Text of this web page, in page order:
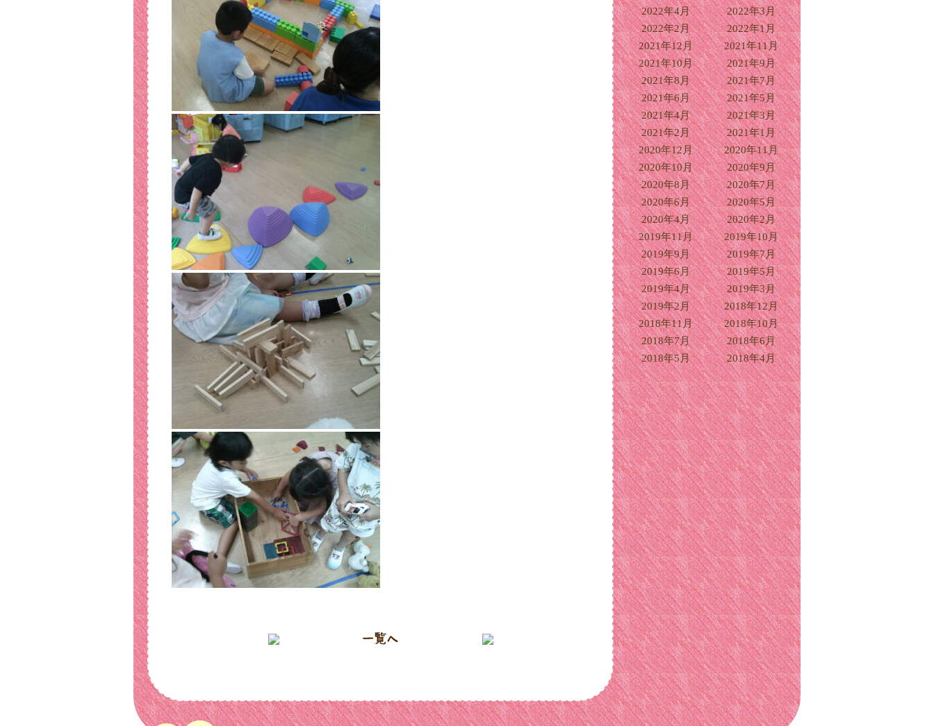
2022年4月
2022年3月
2022年2月
2022年1月
2021年12月
2021年11月
2021年10月
2021年9月
2021年8月
2021年7月
2021年6月
2021年5月
2021年4月
2021年3月
2021年2月
2021年1月
2020年12月
2020年11月
2020年10月
2020年9月
2020年8月
2020年7月
2020年6月
2020年5月
2020年4月
2020年2月
2019年11月
2019年10月
2019年9月
2019年7月
2019年6月
2019年5月
2019年4月
2019年3月
2019年2月
2018年12月
2018年11月
2018年10月
2018年7月
2018年6月
2018年5月
2018年4月